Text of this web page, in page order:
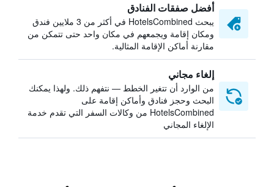
أفضل صفقات الفنادق
يبحث HotelsCombined في أكثر من 3 ملايين فندق
ومكان إقامة ويجمعهم في مكان واحد حتى تتمكن من
مقارنة أماكن الإقامة المثالية.
إلغاء مجاني
من الوارد أن تتغير الخطط — نتفهم ذلك. ولهذا يمكنك
البحث وحجز فنادق وأماكن إقامة على
HotelsCombined من وكالات السفر التي تقدم خدمة
الإلغاء المجاني